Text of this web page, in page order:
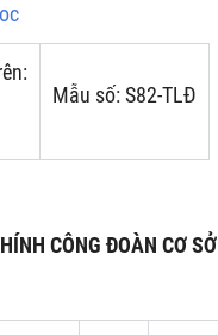
Mẫu số: S82-TLĐ
CÔNG ĐOÀN CƠ SỞ